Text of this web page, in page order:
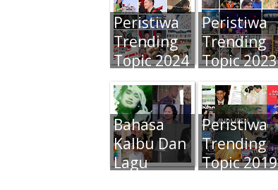
Peristiwa
Trending
Topic 2024
Peristiwa
Trending
Topic 2023
Bahasa
Kalbu Dan
Lagu
Peristiwa
Trending
Topic 2019